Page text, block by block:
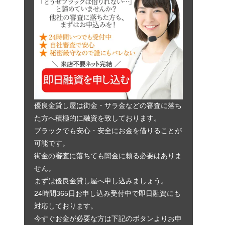
優良金貸し屋は街金・サラ金などの審査に落ち
た方へ積極的に融資を致しております。
ブラックでも安心・安全にお金を借りることが
可能です。
街金の審査に落ちても闇金に頼る必要はありま
せん。
まずは優良金貸し屋へ申し込みましょう。
24時間365日お申し込み受付中で即日融資にも
対応しております。
今すぐお金が必要な方は下記のボタンよりお申